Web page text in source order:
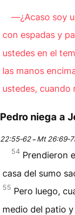
―¿Acaso soy
con espadas y
ustedes en el
las manos
ustedes, cuando
Pedro niega a
22:55‑62– Mt
54 Prendieron
casa del sumo
55 Pero luego,
medio del patio